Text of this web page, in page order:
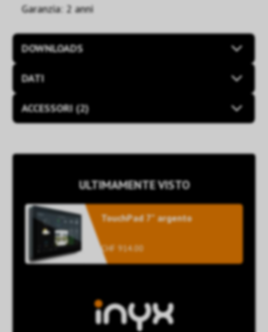
Garanzia: 2 anni
DOWNLOADS
DATI
ACCESSORI (2)
ULTIMAMENTE VISTO
TouchPad 7" argento
CHF 914.00